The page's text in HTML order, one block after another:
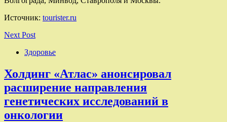
Источник: tourister.ru
Next Post
Здоровье
Холдинг «Атлас» анонсировал
расширение направления
генетических исследований в
онкологии